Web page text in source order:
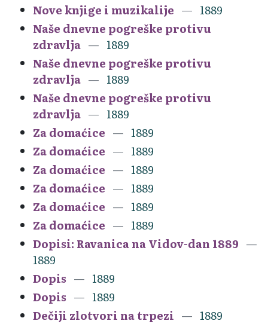
Nove knjige i muzikalije
1889
Naše dnevne pogreške protivu
zdravlja
1889
Naše dnevne pogreške protivu
zdravlja
1889
Naše dnevne pogreške protivu
zdravlja
1889
Za domaćice
1889
Za domaćice
1889
Za domaćice
1889
Za domaćice
1889
Za domaćice
1889
Za domaćice
1889
Dopisi: Ravanica na Vidov-dan 1889
1889
Dopis
1889
Dopis
1889
Dečiji zlotvori na trpezi
1889